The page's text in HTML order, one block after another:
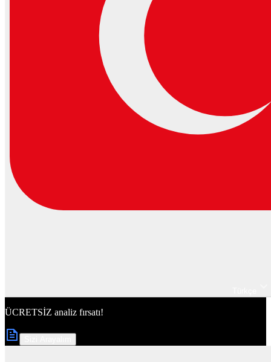
ÜCRETSİZ analiz fırsatı!